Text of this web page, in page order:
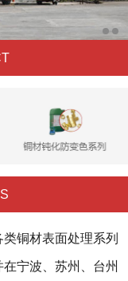
铜材表面处理系列
宁波、苏州、台州